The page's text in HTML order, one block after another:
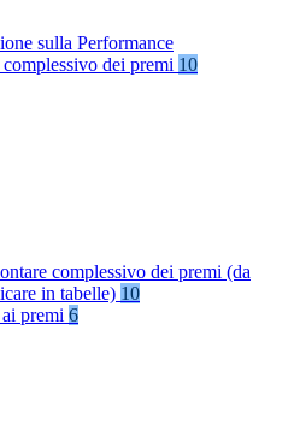
sulla Performance
dei premi 10
complessivo dei premi (da
in tabelle) 10
premi 6